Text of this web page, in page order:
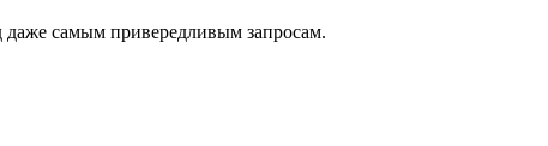
самым привередливым запросам.